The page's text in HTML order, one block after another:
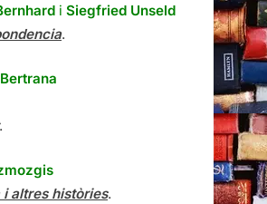
i Siegfried Unseld
.
.
i altres històries.